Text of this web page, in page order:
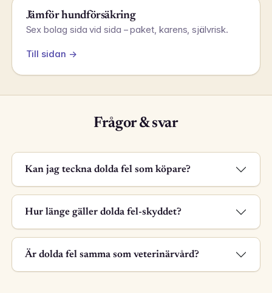
Jämför hundförsäkring
Sex bolag sida vid sida – paket, karens, självrisk.
Till sidan →
Frågor & svar
Kan jag teckna dolda fel som köpare?
Hur länge gäller dolda fel-skyddet?
Är dolda fel samma som veterinärvård?